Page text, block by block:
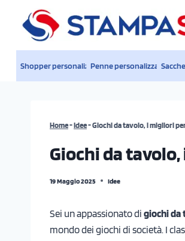
contenuto
Shopper personalizzatePenne personalizzate
Home-Idee-Giochi da tavolo, i migliori
Giochi da
19 Maggio 2025 Idee
Sei un appassionato di giochi da
mondo dei giochi di società. I